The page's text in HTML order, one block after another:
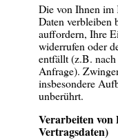
Die von Ihnen im
Daten verbleiben
auffordern, Ihre
widerrufen oder
entfällt (z.B.
Anfrage).
insbesondere
unberührt.
Verarbeiten
Vertragsdaten)